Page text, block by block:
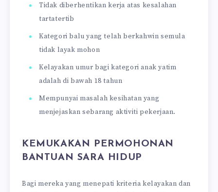
Tidak diberhentikan kerja atas kesalahan
tartatertib
Kategori balu yang telah berkahwin semula
tidak layak mohon
Kelayakan umur bagi kategori anak yatim
adalah di bawah 18 tahun
Mempunyai masalah kesihatan yang
menjejaskan sebarang aktiviti pekerjaan.
KEMUKAKAN PERMOHONAN
BANTUAN SARA HIDUP
Bagi mereka yang menepati kriteria kelayakan dan